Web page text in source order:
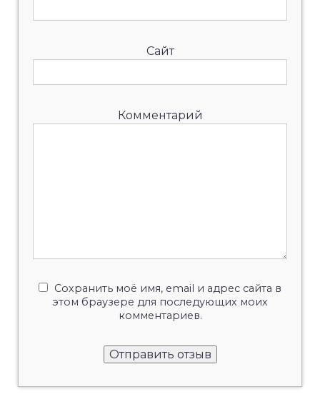
Сайт
Комментарий
Сохранить моё имя, email и адрес сайта в
этом браузере для последующих моих
комментариев.